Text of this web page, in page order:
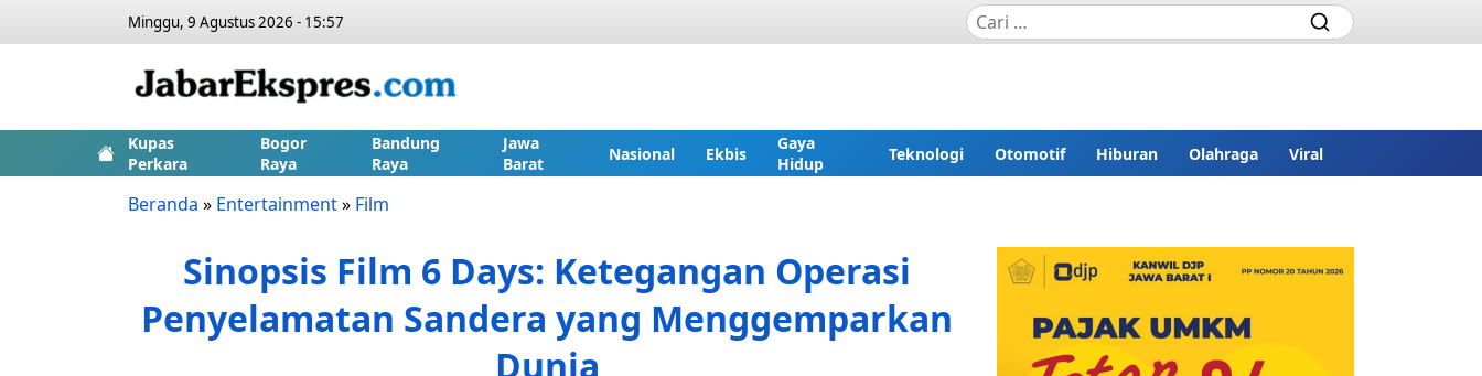
Minggu, 9 Agustus 2026 - 15:57
Kupas
Perkara
Bogor
Raya
Bandung
Raya
Jawa
Barat
Nasional Ekbis
Gaya
Hidup
Teknologi Otomotif Hiburan Olahraga Viral
Beranda » Entertainment» Film
Sinopsis Film 6 Days: Ketegangan Operasi
Penyelamatan Sandera yang Menggemparkan
Dunia